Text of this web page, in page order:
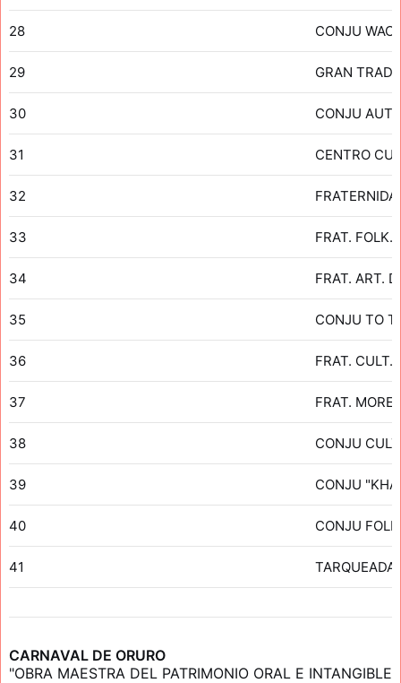
28 CONJU
29 GRAN
30 CONJU
31 CENTRO
32
33 FRAT. FOLK.
34 FRAT. ART.
35 CONJU TO
36 FRAT. CULT.
37 FRAT.
38 CONJU
39 CONJU
40 CONJU
41
CARNAVAL DE ORURO
"OBRA MAESTRA DEL PATRIMONIO ORAL E INTANGIBLE